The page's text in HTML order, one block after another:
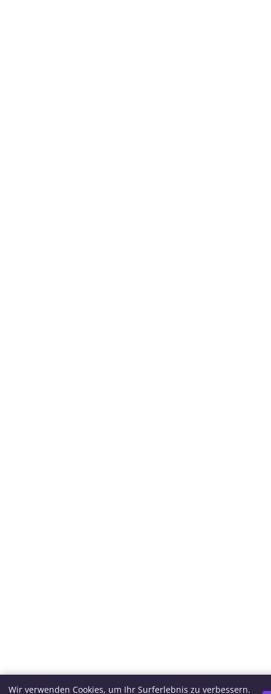
Wir verwenden Cookies, um Ihr Surferlebnis zu verbessern.